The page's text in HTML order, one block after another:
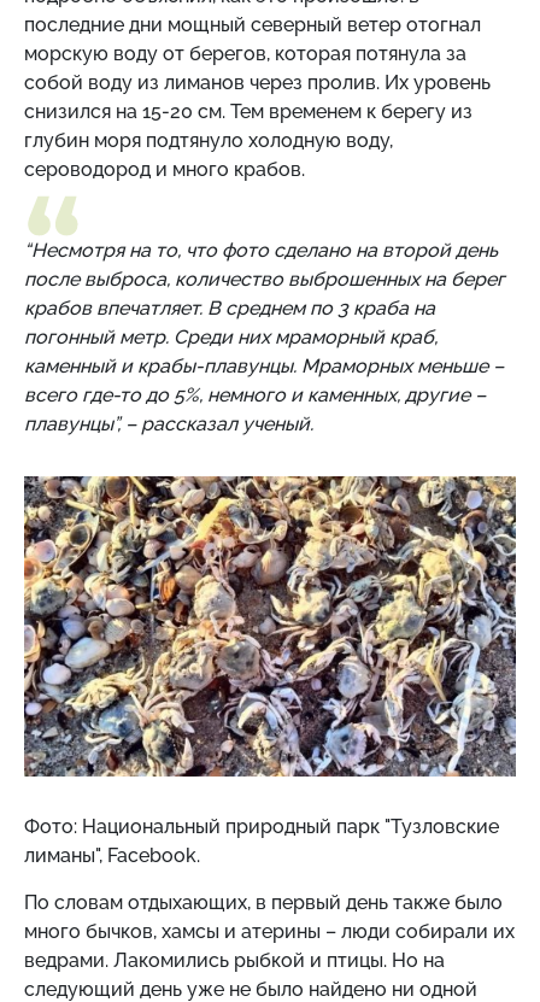
последние дни мощный северный ветер отогнал
морскую воду от берегов, которая потянула за
собой воду из лиманов через пролив. Их уровень
снизился на 15-20 см. Тем временем к берегу из
глубин моря подтянуло холодную воду,
сероводород и много крабов.
“Несмотря на то, что фото сделано на второй день
после выброса, количество выброшенных на берег
крабов впечатляет. В среднем по 3 краба на
погонный метр. Среди них мраморный краб,
каменный и крабы-плавунцы. Мраморных меньше –
всего где-то до 5%, немного и каменных, другие –
плавунцы”, – рассказал ученый.
Фото: Национальный природный парк "Тузловские
лиманы", Facebook.
По словам отдыхающих, в первый день также было
много бычков, хамсы и атерины – люди собирали их
ведрами. Лакомились рыбкой и птицы. Но на
следующий день уже не было найдено ни одной